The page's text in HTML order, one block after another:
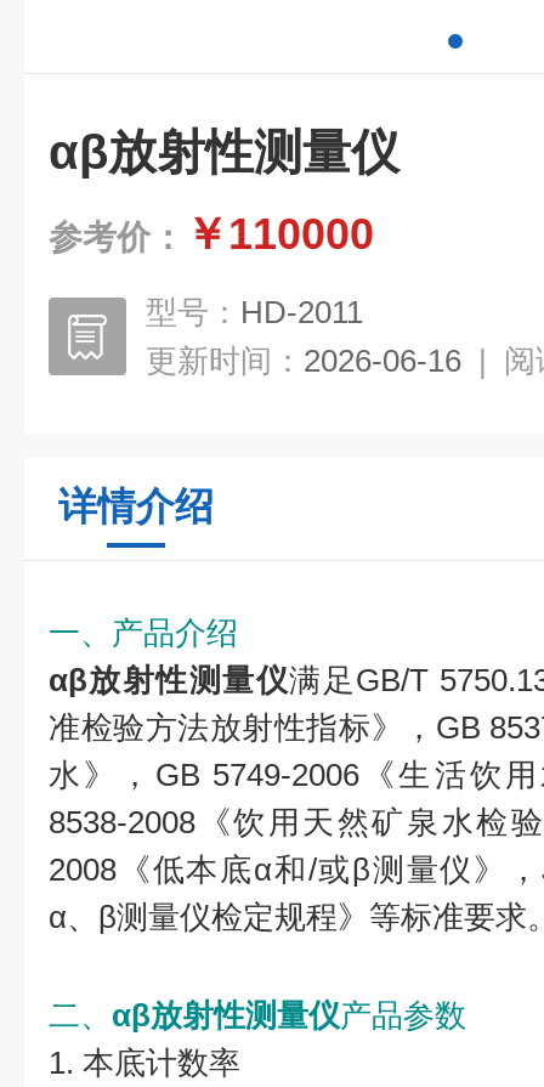
αβ放射性测量仪
参考价： ￥110000
型号： HD-2011
更新时间： 2026-06-16 | 阅
详情介绍
一、产品介绍
αβ放射性测量仪满足GB/T
准检验方法放射性指标》，GB
水》，GB 5749-2006《生活饮
8538-2008《饮用天然矿泉水检
2008《低本底α和/或β测量仪》
α、β测量仪检定规程》等标准要求
二、 αβ放射性测量仪产品参数
1. 本底计数率